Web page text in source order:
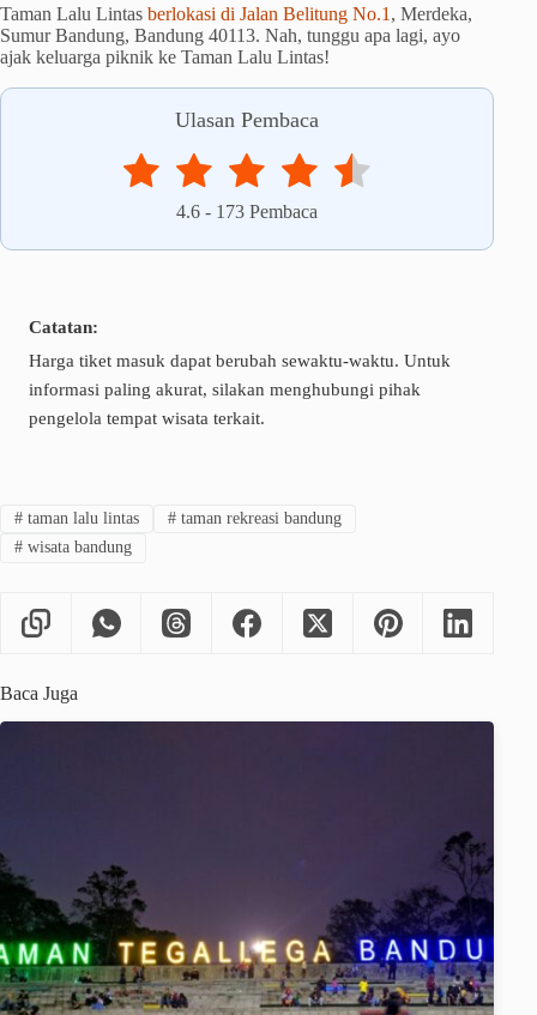
Taman Lalu Lintas berlokasi di Jalan Belitung No.1 , Merdeka,
Sumur Bandung, Bandung 40113. Nah, tunggu apa lagi, ayo
ajak keluarga piknik ke Taman Lalu Lintas!
Ulasan Pembaca
4.6 - 173 Pembaca
Catatan:
Harga tiket masuk dapat berubah sewaktu-waktu. Untuk
informasi paling akurat, silakan menghubungi pihak
pengelola tempat wisata terkait.
#taman lalu lintas #taman rekreasi bandung
#wisata bandung
Baca Juga